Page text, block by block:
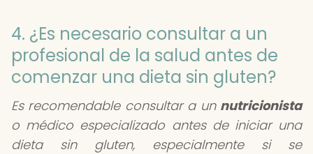
4. ¿Es necesario consultar a un
profesional de la salud antes de
comenzar una dieta sin gluten?
Es recomendable consultar a un nutricionista
o médico especializado antes de iniciar una
dieta sin gluten, especialmente si se